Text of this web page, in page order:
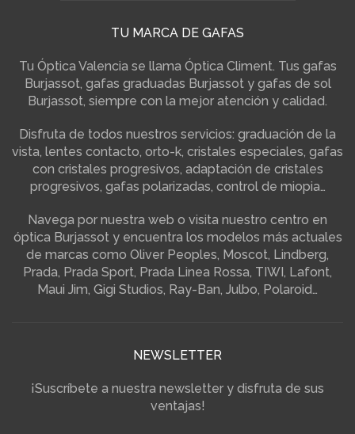
TU MARCA DE GAFAS
Tu Óptica Valencia se llama Óptica Climent. Tus gafas
Burjassot, gafas graduadas Burjassot y gafas de sol
Burjassot, siempre con la mejor atención y calidad.
Disfruta de todos nuestros servicios: graduación de la
vista, lentes contacto, orto-k, cristales especiales, gafas
con cristales progresivos, adaptación de cristales
progresivos, gafas polarizadas, control de miopia…
Navega por nuestra web o visita nuestro centro en
óptica Burjassot y encuentra los modelos más actuales
de marcas como Oliver Peoples, Moscot, Lindberg,
Prada, Prada Sport, Prada Linea Rossa, TIWI, Lafont,
Maui Jim, Gigi Studios, Ray-Ban, Julbo, Polaroid…
NEWSLETTER
¡Suscríbete a nuestra newsletter y disfruta de sus
ventajas!